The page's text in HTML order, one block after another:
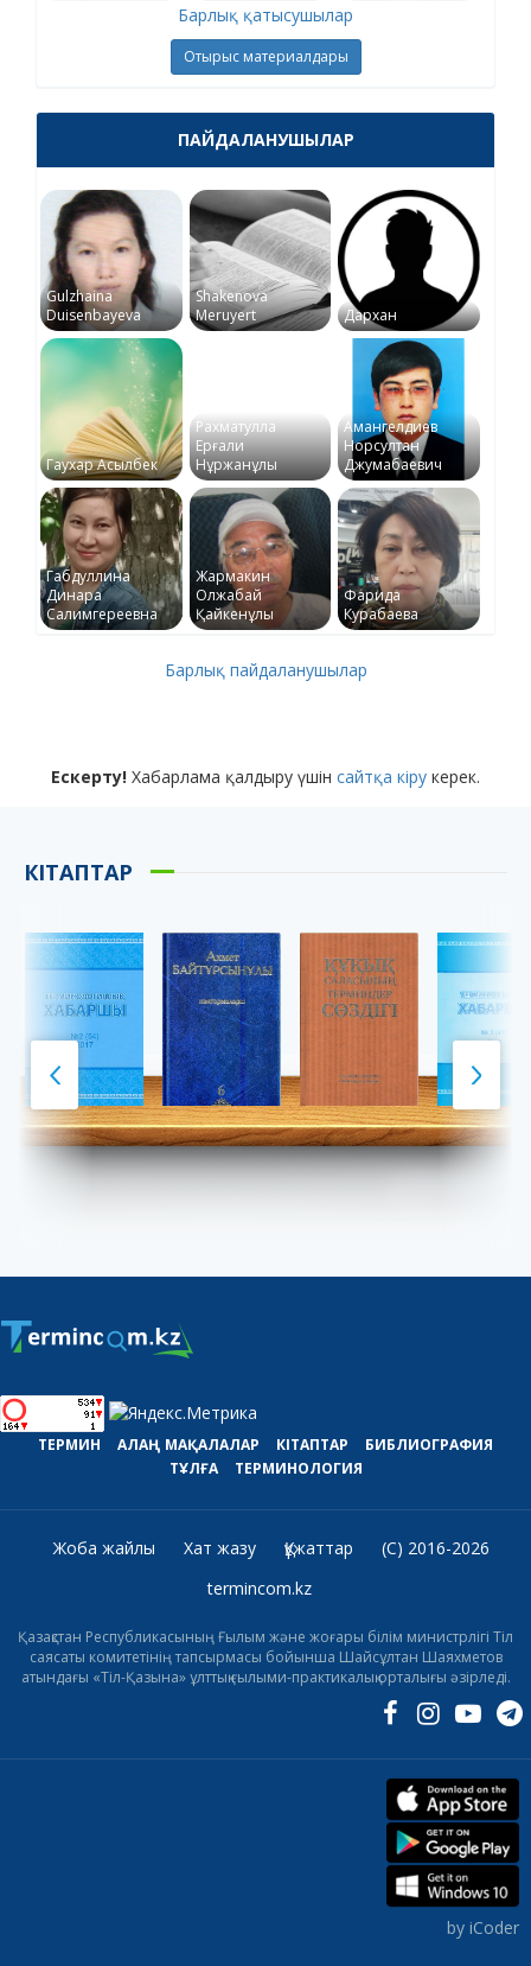
Барлық қатысушылар
Отырыс материалдары
ПАЙДАЛАНУШЫЛАР
Gulzhaina
Duisenbayeva
Shakenova
Meruyert
Дархан
Гаухар Асылбек
Рахматулла
Ерғали
Нұржанұлы
Амангелдиев
Норсултан
Джумабаевич
Габдуллина
Динара
Салимгереевна
Жармакин
Олжабай
Қайкенұлы
Фарида
Курабаева
Барлық пайдаланушылар
Ескерту! Хабарлама қалдыру үшін сайтқа кіру керек.
КІТАПТАР
ТЕРМИН АЛАҢ МАҚАЛАЛАР КІТАПТАР
БИБЛИОГРАФИЯ
ТҰЛҒА
ТЕРМИНОЛОГИЯ
Жоба жайлы Хат жазу Құжаттар
(C) 2016-2026
termincom.kz
Қазақстан Республикасының Ғылым және жоғары білім министрлігі Тіл
саясаты комитетінің тапсырмасы бойынша Шайсұлтан Шаяхметов
атындағы «Тіл-Қазына» ұлттық ғылыми-практикалық орталығы әзірледі.
by iCoder